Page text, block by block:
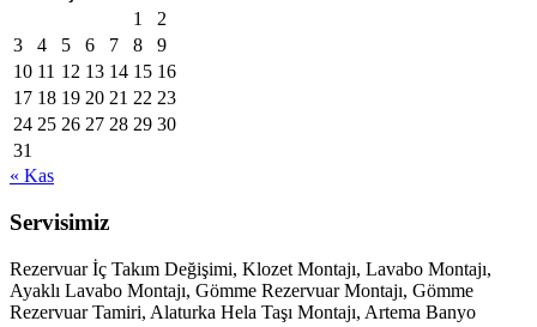
1
2
3
4 5 6 7 8
9
10 11 12 13 14 15 16
17 18 19 20 21 22 23
24 25 26 27 28 29 30
31
« Kas
Servisimiz
Rezervuar İç Takım Değişimi, Klozet Montajı, Lavabo Montajı,
Ayaklı Lavabo Montajı, Gömme Rezervuar Montajı, Gömme
Rezervuar Tamiri, Alaturka Hela Taşı Montajı, Artema Banyo